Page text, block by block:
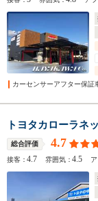
カーセンサーアフター保証
トヨタカローラネ
総合評価 4.7
接客：4.7 雰囲気：4.5